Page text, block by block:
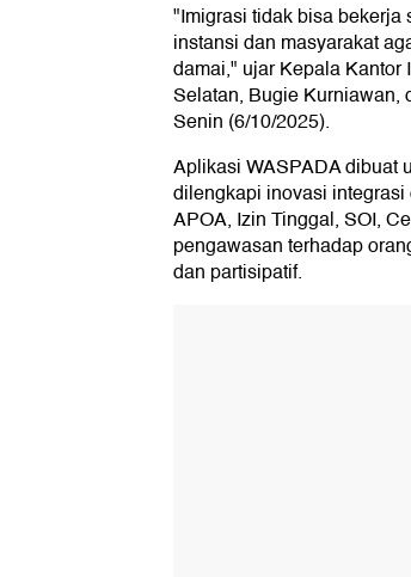
"Imigrasi tidak bisa
instansi dan masyarakat
damai," ujar Kepala
Selatan, Bugie Kurniawan,
Senin (6/10/2025).
Aplikasi WASPADA dibuat
dilengkapi inovasi
APOA, Izin Tinggal, SOI,
pengawasan terhadap
dan partisipatif.